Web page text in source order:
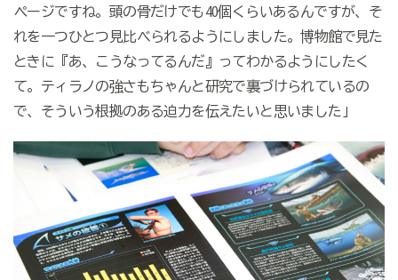
ページですね。頭の骨だけでも 40個くらいあるんですが、そ
れを一つひとつ見比べられるようにしました。博物館で見た
ときに『あ、こうなってるんだ』ってわかるようにしたく
て。ティラノの強さもちゃんと研究で裏づけられているの
で、そういう根拠のある迫力を伝えたいと思いました」